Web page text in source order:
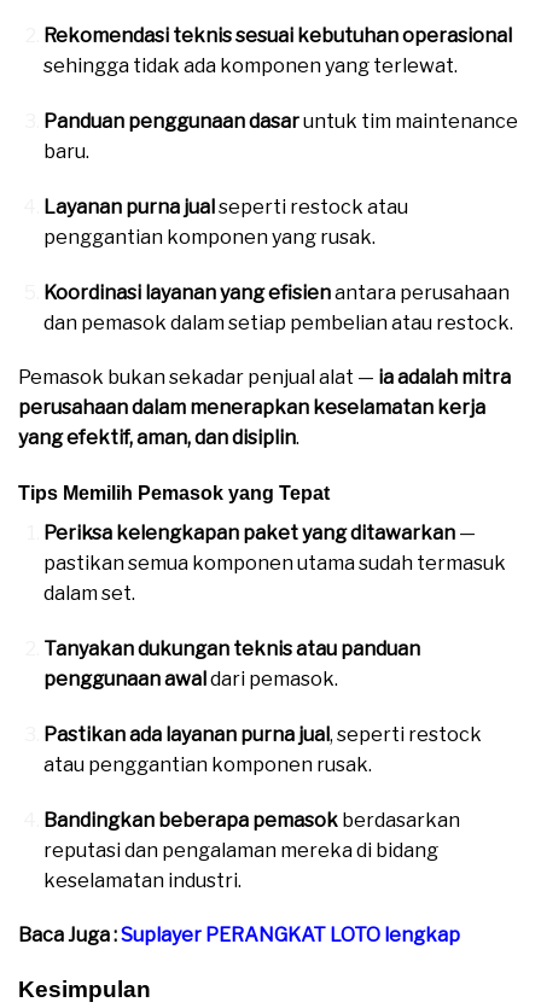
Rekomendasi teknis sesuai kebutuhan operasional
sehingga tidak ada komponen yang terlewat.
Panduan penggunaan dasaruntuk tim maintenance
baru.
Layanan purna jualseperti restock atau
penggantian komponen yang rusak.
Koordinasi layanan yang efisienantara perusahaan
dan pemasok dalam setiap pembelian atau restock.
Pemasok bukan sekadar penjual alat — ia adalah mitra
perusahaan dalam menerapkan keselamatan kerja
yang efektif, aman, dan disiplin.
Tips Memilih Pemasok yang Tepat
Periksa kelengkapan paket yang ditawarkan—
pastikan semua komponen utama sudah termasuk
dalam set.
Tanyakan dukungan teknis atau panduan
penggunaan awaldari pemasok.
Pastikan ada layanan purna jual, seperti restock
atau penggantian komponen rusak.
Bandingkan beberapa pemasokberdasarkan
reputasi dan pengalaman mereka di bidang
keselamatan industri.
Baca Juga :Suplayer PERANGKAT LOTO lengkap
Kesimpulan